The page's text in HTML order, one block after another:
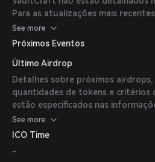
Para as atualizações mais
oficiais do VaultCraft.
See more
Próximos Eventos
Último Airdrop
Detalhes sobre próximos
quantidades de tokens e critérios
estão especificados nas
verifique os anúncios oficiais do
eventos.
See more
ICO Time
-